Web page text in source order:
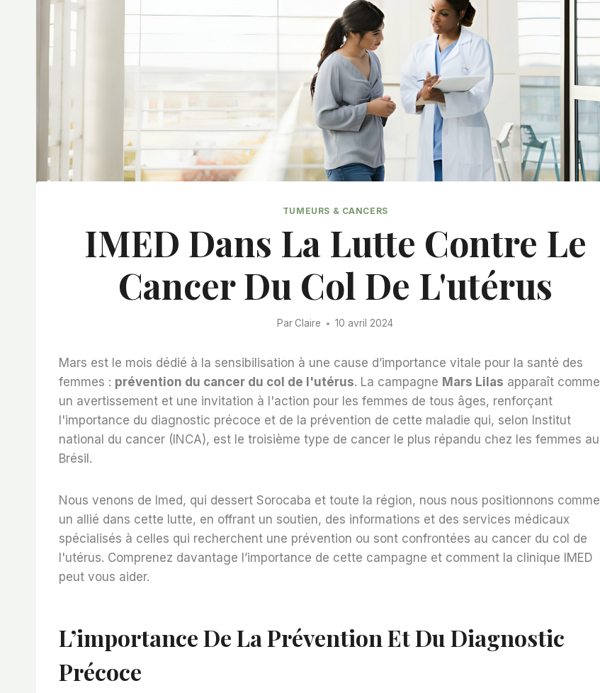
TUMEURS & CANCERS
IMED Dans La Lutte Contre Le
Cancer Du Col De L'utérus
Par Claire 10 avril 2024
Mars est le mois dédié à la sensibilisation à une cause d’importance vitale pour la santé des
femmes : prévention du cancer du col de l'utérus. La campagne Mars Lilas apparaît comme
un avertissement et une invitation à l'action pour les femmes de tous âges, renforçant
l'importance du diagnostic précoce et de la prévention de cette maladie qui, selon Institut
national du cancer (INCA), est le troisième type de cancer le plus répandu chez les femmes au
Brésil.
Nous venons de Imed, qui dessert Sorocaba et toute la région, nous nous positionnons comme
un allié dans cette lutte, en offrant un soutien, des informations et des services médicaux
spécialisés à celles qui recherchent une prévention ou sont confrontées au cancer du col de
l'utérus. Comprenez davantage l’importance de cette campagne et comment la clinique IMED
peut vous aider.
L’importance De La Prévention Et Du Diagnostic
Précoce